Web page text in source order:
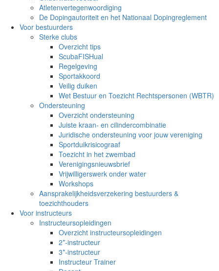
Atletenvertegenwoordiging
De Dopingautoriteit en het Nationaal Dopingreglement
Voor bestuurders
Sterke clubs
Overzicht tips
ScubaFISHual
Regelgeving
Sportakkoord
Veilig duiken
Wet Bestuur en Toezicht Rechtspersonen (WBTR)
Ondersteuning
Overzicht ondersteuning
Juiste kraan- en cilindercombinatie
Juridische ondersteuning voor jouw vereniging
Sportduikrisicograaf
Toezicht in het zwembad
Verenigingsnieuwsbrief
Vrijwilligerswerk onder water
Workshops
Aansprakelijkheidsverzekering bestuurders &
toezichthouders
Voor instructeurs
Instructeursopleidingen
Overzicht instructeursopleidingen
2*-instructeur
3*-instructeur
Instructeur Trainer